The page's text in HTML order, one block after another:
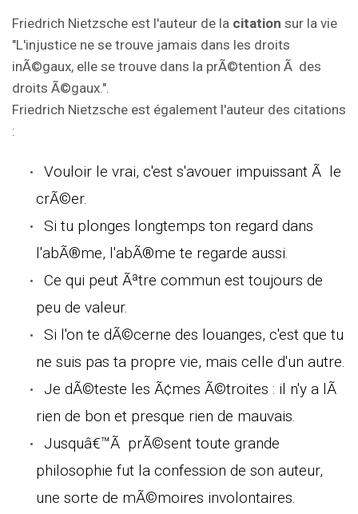
Friedrich Nietzsche est l'auteur de la citation sur la vie
"L'injustice ne se trouve jamais dans les droits
inÃ©gaux, elle se trouve dans la prÃ©tention Ã des
droits Ã©gaux.".
Friedrich Nietzsche est également l'auteur des citations
:
Vouloir le vrai, c'est s'avouer impuissant Ã le
crÃ©er.
Si tu plonges longtemps ton regard dans
l'abÃ®me, l'abÃ®me te regarde aussi.
Ce qui peut Ãªtre commun est toujours de
peu de valeur.
Si l'on te dÃ©cerne des louanges, c'est que tu
ne suis pas ta propre vie, mais celle d'un autre.
Je dÃ©teste les Ã¢mes Ã©troites : il n'y a lÃ
rien de bon et presque rien de mauvais.
Jusquâ€™Ã prÃ©sent toute grande
philosophie fut la confession de son auteur,
une sorte de mÃ©moires involontaires.